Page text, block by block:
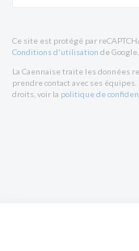
Ce site est protégé par
Conditions d'utilisation de Google.
La Caennaise traite les données
prendre contact avec ses
droits, voir la politique de